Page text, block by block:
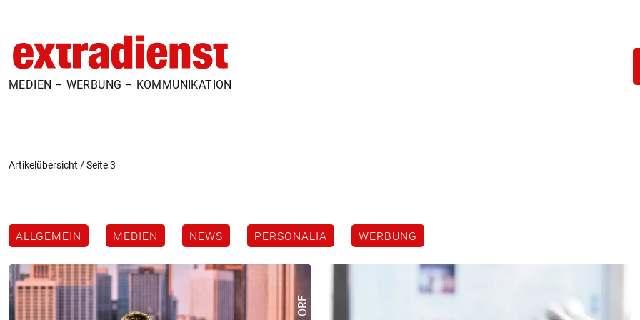
MEDIEN – WERBUNG – KOMMUNIKATION
Artikelübersicht /Seite 3
ALLGEMEIN MEDIEN NEWS PERSONALIA WERBUNG